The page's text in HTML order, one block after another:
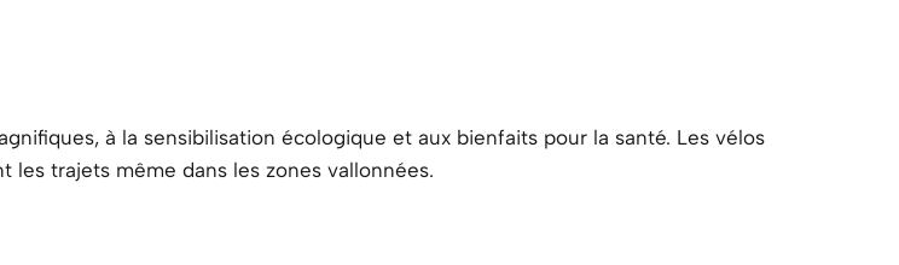
à la sensibilisation écologique et aux bienfaits pour la santé. Les vélos
trajets même dans les zones vallonnées.